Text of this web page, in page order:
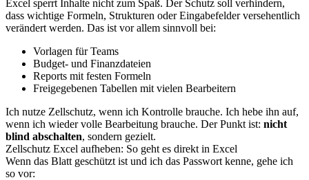
Excel sperrt Inhalte nicht zum Spaß. Der Schutz soll verhindern,
dass wichtige Formeln, Strukturen oder Eingabefelder versehentlich
verändert werden. Das ist vor allem sinnvoll bei:
Vorlagen für Teams
Budget- und Finanzdateien
Reports mit festen Formeln
Freigegebenen Tabellen mit vielen Bearbeitern
Ich nutze Zellschutz, wenn ich Kontrolle brauche. Ich hebe ihn auf,
wenn ich wieder volle Bearbeitung brauche. Der Punkt ist: nicht
blind abschalten, sondern gezielt.
Zellschutz Excel aufheben: So geht es direkt in Excel
Wenn das Blatt geschützt ist und ich das Passwort kenne, gehe ich
so vor: